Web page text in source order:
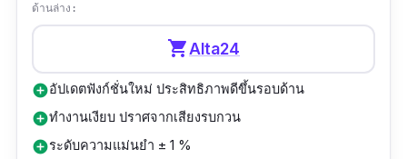
ด้านล่าง:
shopping_cartAlta24
add_circleอัปเดตฟังก์ชั่นใหม่ ประสิทธิภาพดีขึ้นรอบด้าน
add_circleทำงานเงียบ ปราศจากเสียงรบกวน
add_circleระดับความแม่นยำ ± 1 %